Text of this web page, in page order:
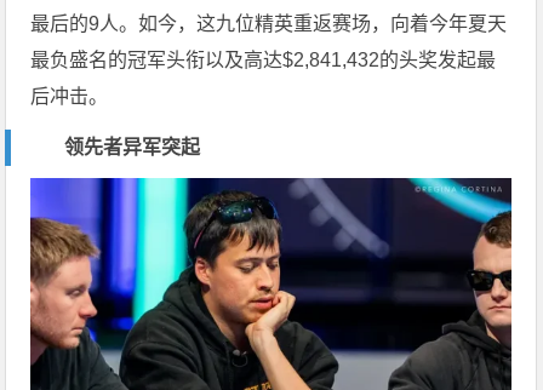
最后的9人。如今，这九位精英重返赛场，向着今年夏天
最负盛名的冠军头衔以及高达$2,841,432的头奖发起最
后冲击。
领先者异军突起